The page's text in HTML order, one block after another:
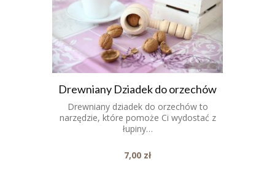
Drewniany Dziadek do orzechów
Drewniany dziadek do orzechów to
narzędzie, które pomoże Ci wydostać z
łupiny…
7,00 zł